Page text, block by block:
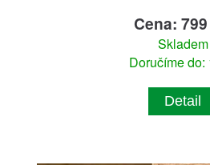
Cena:
Skladem
Doručíme do:
Detail